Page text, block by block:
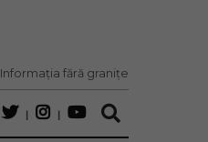
Informația fără granițe